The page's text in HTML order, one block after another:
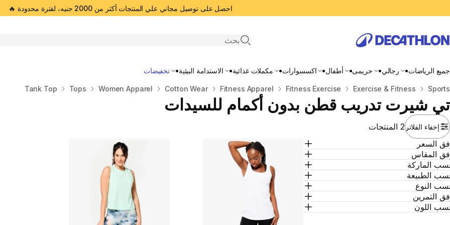
احصل على توصيل مجاني علي المنتجات أكثر من 2000 جنيه، لفترة محدودة 🔥
Open search
جميع الرياضات رجالي حريمى أطفال اكسسوارات مكملات غذائية الاستدامة البيئية تخفيضات
المنزل
Sports
Exercise & Fitness
Fitness Exercise
Fitness Apparel
Cotton Wear
Women Apparel
Tops
Tank Top
تي شيرت تدريب قطن بدون أكمام للسيدات
إخفاء الفلاتر2 المنتجات
السعر
المقاس
الماركة
الطبيعة
النوع
التمرين
اللون